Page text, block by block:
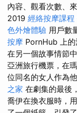
內容、觀看次數、
2019 經絡按摩課程
色外燴體驗 用戶數
按摩 PornHub 上的
在另一個故事情節
亞洲旅行機票，在
位同名的女人作為
之家 在劇集的最後
喬伊在換衣服時，